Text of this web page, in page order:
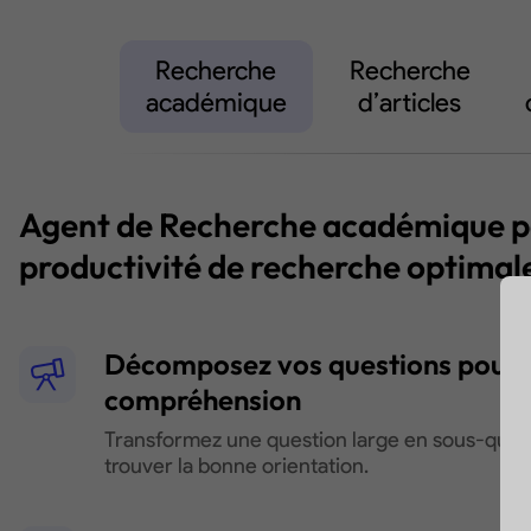
Recherche
académique
Recherche
d’articles
Agent de Recherche académique
productivité de recherche
Décomposez vos questions pour
compréhension
Transformez une question large en sous-
trouver la bonne orientation.